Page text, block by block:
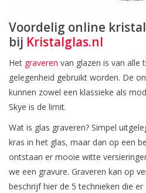
Voordelig online
bij Kristalglas.nl
Het graveren van glazen is van alle
gelegenheid gebruikt worden. De
kunnen zowel een klassieke als
Skye is de limit.
Wat is glas graveren? Simpel
kras in het glas, maar dan op een
ontstaan er mooie witte
we een gravure. Graveren kan op
beschrijf hier de 5 technieken die